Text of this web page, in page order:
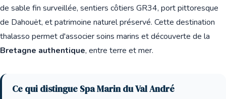
de sable fin surveillée, sentiers côtiers GR34, port pittoresque
de Dahouët, et patrimoine naturel préservé. Cette destination
thalasso permet d'associer soins marins et découverte de la
Bretagne authentique, entre terre et mer.
Ce qui distingue Spa Marin du Val André